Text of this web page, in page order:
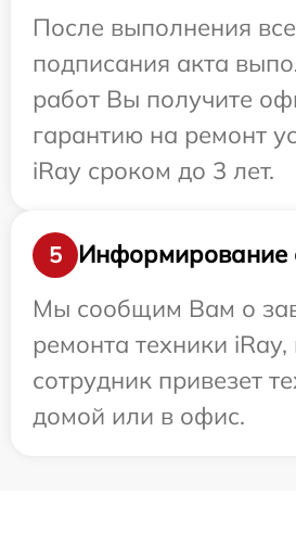
После выполнения
подписания акта
работ Вы получите
гарантию на ремонт
iRay сроком до 3 лет.
5
Информирование
Мы сообщим Вам о
ремонта техники
сотрудник привезет
домой или в офис.